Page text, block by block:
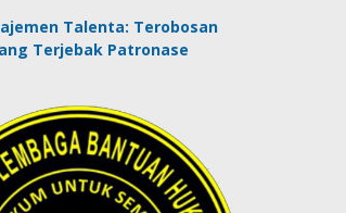
Talenta: Terobosan
Terjebak Patronase